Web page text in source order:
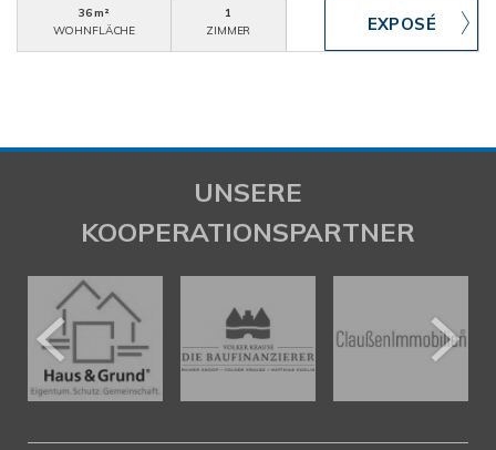
36 m²
WOHNFLÄCHE
1
ZIMMER
UNSERE
KOOPERATIONSPARTNER